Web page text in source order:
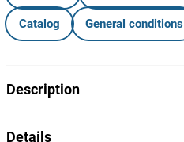
Catalog General conditions
Description
Details